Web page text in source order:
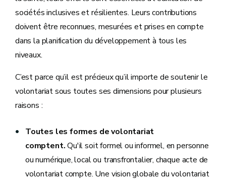
sociétés inclusives et résilientes. Leurs contributions
doivent être reconnues, mesurées et prises en compte
dans la planification du développement à tous les
niveaux.
C’est parce qu’il est précieux qu’il importe de soutenir le
volontariat sous toutes ses dimensions pour plusieurs
raisons :
Toutes les formes de volontariat
comptent.Qu'il soit formel ou informel, en personne
ou numérique, local ou transfrontalier, chaque acte de
volontariat compte. Une vision globale du volontariat